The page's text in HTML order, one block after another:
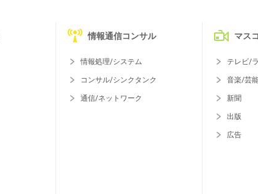
情報通信コンサル
情報処理/システム
コンサル/シンクタンク
通信/ネットワーク
マス
テレビ/
音楽/芸
新聞
出版
広告